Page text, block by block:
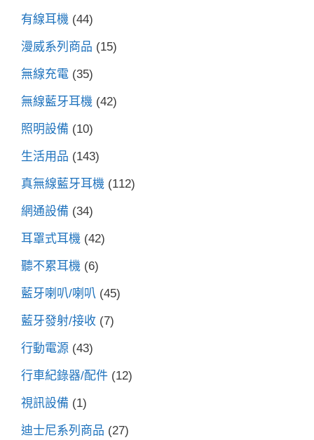
有線耳機 (44)
漫威系列商品 (15)
無線充電 (35)
無線藍牙耳機 (42)
照明設備 (10)
生活用品 (143)
真無線藍牙耳機 (112)
網通設備 (34)
耳罩式耳機 (42)
聽不累耳機 (6)
藍牙喇叭/喇叭 (45)
藍牙發射/接收 (7)
行動電源 (43)
行車紀錄器/配件 (12)
視訊設備 (1)
迪士尼系列商品 (27)